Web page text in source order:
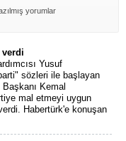
yorumlar
verdi
Yusuf
sözleri ile başlayan
Kemal
mal etmeyi uygun
Habertürk'e konuşan